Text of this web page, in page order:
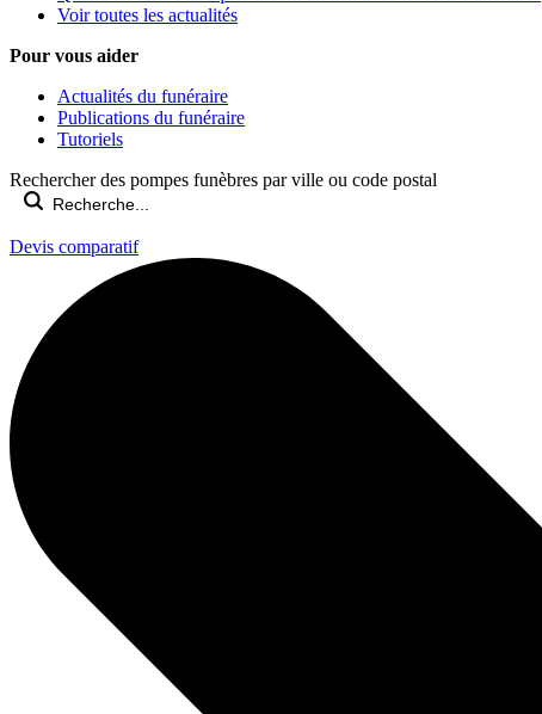
Voir toutes les actualités
Pour vous aider
Actualités du funéraire
Publications du funéraire
Tutoriels
Rechercher des pompes funèbres par ville ou code postal
Devis comparatif